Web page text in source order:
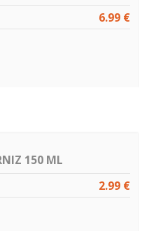
6.99 €
150 ML
2.99 €